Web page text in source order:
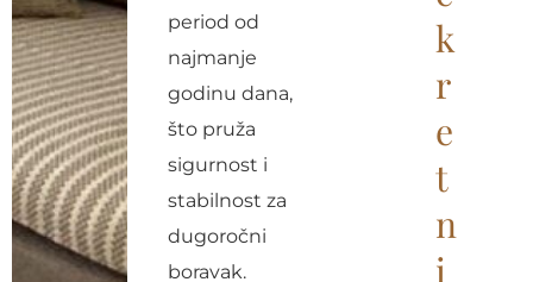
period od
najmanje
godinu dana,
što pruža
sigurnost i
stabilnost za
dugoročni
boravak.
k
r
e
t
n
i